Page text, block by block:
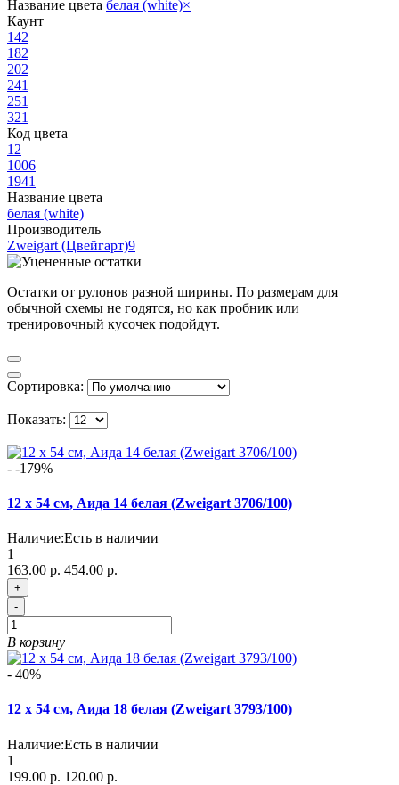
Название цвета белая (white)×
Каунт
142
182
202
241
251
321
Код цвета
1 2
1006
1941
Название цвета
белая (white)
Производитель
Zweigart (Цвейгарт)9
Остатки от рулонов разной ширины. По размерам для
обычной схемы не годятся, но как пробник или
тренировочный кусочек подойдут.
Сортировка:
Показать:
- -179%
12 х 54 см, Аида 14 белая (Zweigart 3706/100)
Наличие:Есть в наличии
1
163.00 р. 454.00 р.
+
-
В корзину
- 40%
12 х 54 см, Аида 18 белая (Zweigart 3793/100)
Наличие:Есть в наличии
1
199.00 р. 120.00 р.